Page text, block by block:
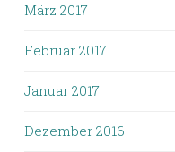
März 2017
Februar 2017
Januar 2017
Dezember 2016